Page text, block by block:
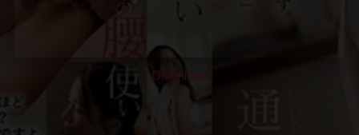
Download